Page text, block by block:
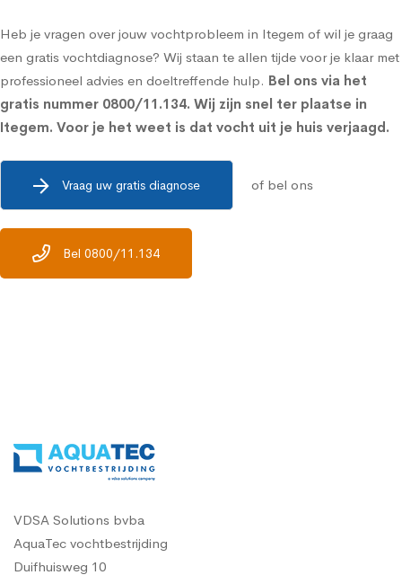
Heb je vragen over jouw vochtprobleem in Itegem of wil je graag
een gratis vochtdiagnose? Wij staan te allen tijde voor je klaar met
professioneel advies en doeltreffende hulp. Bel ons via het
gratis nummer 0800/11.134. Wij zijn snel ter plaatse in
Itegem. Voor je het weet is dat vocht uit je huis verjaagd.
Vraag uw gratis diagnose of bel ons
Bel 0800/11.134
VDSA Solutions bvba
AquaTec vochtbestrijding
Duifhuisweg 10